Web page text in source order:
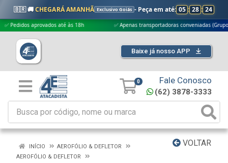
🇧🇷 🚚CHEGARÁ AMANHÃ Exclusivo Goiás - Peça em até: 05 : 28 : 23
aprovados até às 18h ✅ Apenas transportadoras conveniadas (Grupo G5)
Baixe já nosso APP
0 Fale Conosco
(62) 3878-3333
VOLTAR
INÍCIO
AEROFÓLIO & DEFLETOR
AEROFÓLIO & DEFLETOR